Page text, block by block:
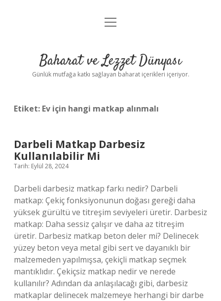
Anasayfa
Yasal Uyarı
menüyü
Baharat ve Lezzet Dünyası
Günlük mutfağa katkı sağlayan baharat içerikleri içeriyor.
Etiket: Ev için hangi matkap alınmalı
Darbeli Matkap Darbesiz
Kullanılabilir Mi
Tarih: Eylül 28, 2024
Darbeli darbesiz matkap farkı nedir? Darbeli
matkap: Çekiç fonksiyonunun doğası gereği daha
yüksek gürültü ve titreşim seviyeleri üretir. Darbesiz
matkap: Daha sessiz çalışır ve daha az titreşim
üretir. Darbesiz matkap beton deler mi? Delinecek
yüzey beton veya metal gibi sert ve dayanıklı bir
malzemeden yapılmışsa, çekiçli matkap seçmek
mantıklıdır. Çekiçsiz matkap nedir ve nerede
kullanılır? Adından da anlaşılacağı gibi, darbesiz
matkaplar delinecek malzemeye herhangi bir darbe